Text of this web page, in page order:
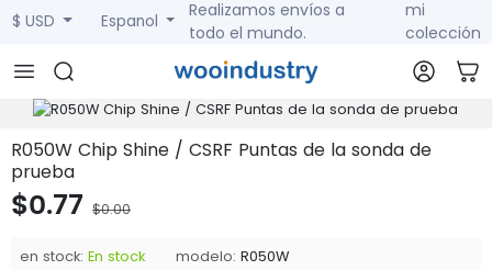
$ USD Espanol
Realizamos envíos a
todo el mundo.
mi
colección
R050W Chip Shine / CSRF Puntas de la sonda de
prueba
$0.77 $0.00
en stock: En stock modelo: R050W